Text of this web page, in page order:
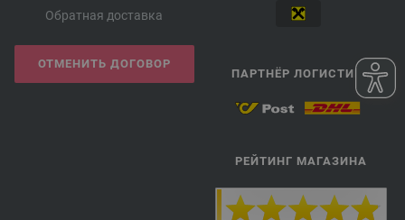
Обратная доставка
ОТМЕНИТЬ ДОГОВОР
ПАРТНЁР ЛОГИСТИКИ
РЕЙТИНГ МАГАЗИНА